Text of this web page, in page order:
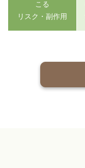
こる
リスク・副作用